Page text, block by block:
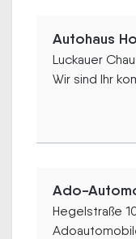
Autohaus
Luckauer
Wir sind Ihr
Ado-
Hegelstraße